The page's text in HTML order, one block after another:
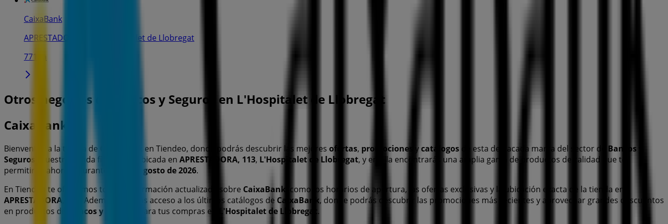
CaixaBank
APRESTADORA, 113, L'Hospitalet de Llobregat
771 m
Otros negocios de Bancos y Seguros en L'Hospitalet de Llobregat
CaixaBank
Bienvenido a la tienda de en Tiendeo, donde podrás descubrir las mejores ofertas, promociones ycatálogos de esta destacada marca del sector de Bancos y
Seguros
. Nuestra tienda física está ubicada en APRESTADORA, 113, L'Hospitalet de Llobregat, y en ella encontrarás una amplia gama de productos de calidad que te
permitirán ahorrar durante todo el
agosto de 2026.
En Tiendeo te ofrecemos toda la información actualizada sobre CaixaBank , como los horarios de apertura, las ofertas exclusivas y la ubicación exacta de la tienda en
APRESTADORA, 113
. Además, tendrás acceso a los últimos catálogos de CaixaBank, donde podrás descubrir las promociones más recientes y aprovechar grandes descuentos
en productos de
Bancos y Seguros para tus compras en L'Hospitalet de Llobregat .